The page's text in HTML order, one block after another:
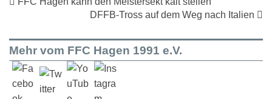
DFFB-Tross auf dem Weg nach Italien
Mehr vom FFC Hagen 1991 e.V.